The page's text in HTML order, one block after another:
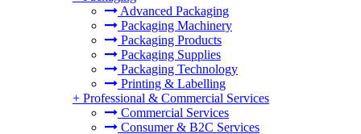
Advanced Packaging
Packaging Machinery
Packaging Products
Packaging Supplies
Packaging Technology
Printing & Labelling
+ Professional & Commercial Services
Commercial Services
Consumer & B2C Services